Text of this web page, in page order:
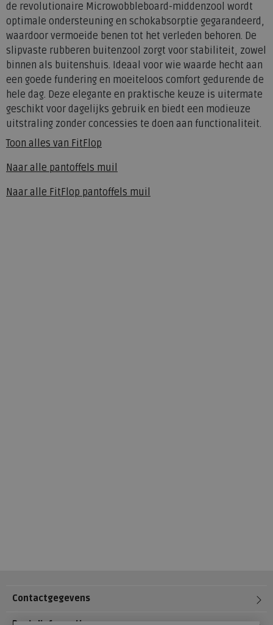
de revolutionaire Microwobbleboard-middenzool wordt
optimale ondersteuning en schokabsorptie gegarandeerd,
waardoor vermoeide benen tot het verleden behoren. De
slipvaste rubberen buitenzool zorgt voor stabiliteit, zowel
binnen als buitenshuis. Ideaal voor wie waarde hecht aan
een goede fundering en moeiteloos comfort gedurende de
hele dag. Deze elegante en praktische keuze is uitermate
geschikt voor dagelijks gebruik en biedt een modieuze
uitstraling zonder concessies te doen aan functionaliteit.
Toon alles van FitFlop
Naar alle pantoffels muil
Naar alle FitFlop pantoffels muil
Contactgegevens